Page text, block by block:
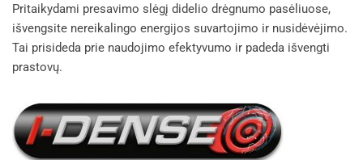
Pritaikydami presavimo slėgį didelio drėgnumo pasėliuose,
išvengsite nereikalingo energijos suvartojimo ir nusidėvėjimo.
Tai prisideda prie naudojimo efektyvumo ir padeda išvengti
prastovų.